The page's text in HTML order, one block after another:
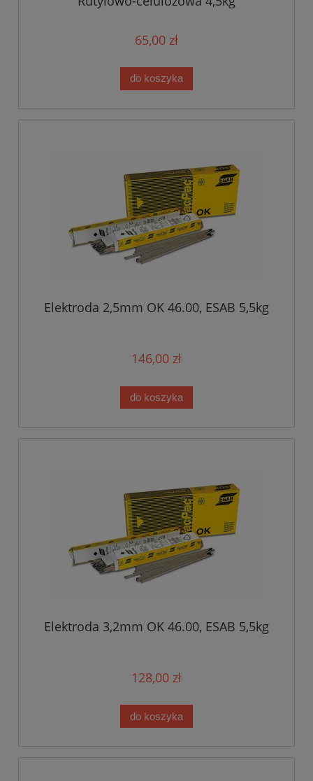
65,00 zł
do koszyka
Elektroda 2,5mm OK 46.00, ESAB 5,5kg
146,00 zł
do koszyka
Elektroda 3,2mm OK 46.00, ESAB 5,5kg
128,00 zł
do koszyka